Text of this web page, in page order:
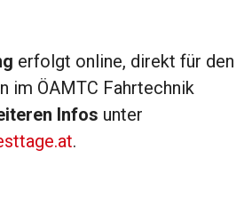
erfolgt online, direkt für den
im ÖAMTC Fahrtechnik
Infos unter
.